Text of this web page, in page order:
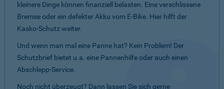
kleinere Dinge können finanziell belasten. Eine verschlissene
Bremse oder ein defekter Akku vom E-Bike. Hier hilft der
Kasko-Schutz weiter.
Und wenn man mal eine Panne hat? Kein Problem! Der
Schutzbrief bietet u.a. eine Pannenhilfe oder auch einen
Abschlepp-Service.
Noch nicht überzeugt? Dann lassen Sie sich gerne